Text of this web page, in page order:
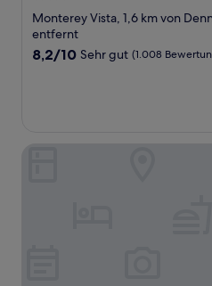
Sterne-
Unterkunft
Monterey Vista, 1,6 km von
entfernt
8.2
Bewertungen)
8,2/10 Sehr gut (1.008